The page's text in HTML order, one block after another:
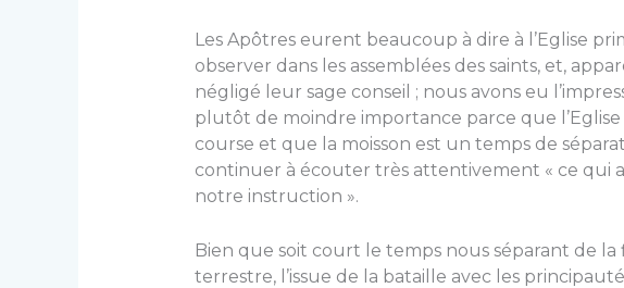
Les Apôtres eurent beaucoup à dire à l’Eglise
observer dans les assemblées des saints, et,
négligé leur sage conseil ; nous avons eu
plutôt de moindre importance parce que l’Eglise
course et que la moisson est un temps de
continuer à écouter très attentivement « ce qui a
notre instruction ».
Bien que soit court le temps nous séparant de
terrestre, l’issue de la bataille avec les